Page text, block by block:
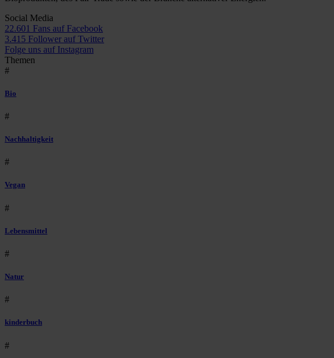
Social Media
22.601 Fans auf Facebook
3.415 Follower auf Twitter
Folge uns auf Instagram
Themen
#
Bio
#
Nachhaltigkeit
#
Vegan
#
Lebensmittel
#
Natur
#
kinderbuch
#